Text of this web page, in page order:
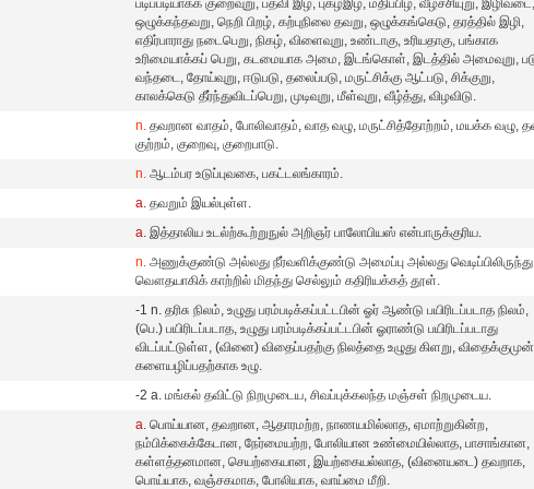
படிப்படியாகக் குறைவுறு, பதவி இழ, புகழ்இழ, மதிப்பிழ, வீழ்ச்சியுறு, இழிவடை,
ஒழுக்கந்தவறு, நெறி பிறழ், கற்புநிலை தவறு, ஒழுக்கங்கெடு, தரத்தில் இழி,
எதிர்பாராது நடைபெறு, நிகழ், விளைவுறு, உண்டாகு, உரியதாகு, பங்காக
உரிமையாக்கப் பெறு, கடமையாக அமை, இடங்கொள், இடத்தில் அமைவுறு,
வந்தடை, தோய்வுறு, ஈடுபடு, தலைப்படு, மருட்சிக்கு ஆட்படு, சிக்குறு,
காலக்கெடு தீர்ந்துவிடப்பெறு, முடிவுறு, மீள்வுறு, வீழ்த்து, விழவிடு.
n. தவறான வாதம், போலிவாதம், வாத வழு, மருட்சித்தோற்றம், மயக்க வழு,
குற்றம், குறைவு, குறைபாடு.
n. ஆடம்பர உடுப்புவகை, பகட்டலங்காரம்.
a. தவறும் இயல்புள்ள.
a. இத்தாலிய உடல்ற்கூற்றுநுல் அறிஞர் பாலோபியஸ் என்பாருக்குரிய.
n. அணுக்குண்டு அல்லது நீர்வளிக்குண்டு அமைப்பு அல்லது வெடிப்பிலிருந்து
வௌதயாகிக் காற்றில் மிதந்து செல்லும் கதிரியக்கத் தூள்.
-1 n. தரிசு நிலம், உழுது பரம்படிக்கப்பட்டபின் ஓர் ஆண்டு பயிரிடப்படாத நிலம்,
(பெ.) பயிரிடப்படாத, உழுது பரம்படிக்கப்பட்டபின் ஓராண்டு பயிரிடப்படாது
விடப்பட்டுள்ள, (வினை) விதைப்பதற்கு நிலத்தை உழுது கிளறு, விதைக்குமுன்
களையழிப்பதற்காக உழு.
-2 a. மங்கல் தவிட்டு நிறமுடைய, சிவப்புக்கலந்த மஞ்சள் நிறமுடைய.
a. பொய்யான, தவறான, ஆதாரமற்ற, நாணயமில்லாத, ஏமாற்றுகின்ற,
நம்பிக்கைக்கேடான, நேர்மையற்ற, போலியான உண்மையில்லாத, பாசாங்கான,
கள்ளத்தனமான, செயற்கையான, இயற்கையல்லாத, (வினையடை) தவறாக,
பொய்யாக, வஞ்சகமாக, போலியாக, வாய்மை மீறி.